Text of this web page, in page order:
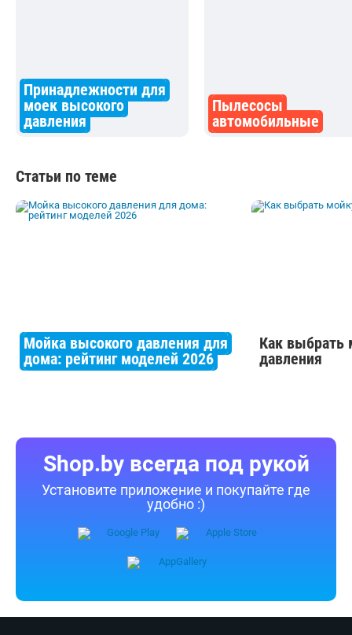
Принадлежности для
моек высокого
давления
Пылесосы
автомобильные
Статьи по теме
Мойка высокого давления для
дома: рейтинг моделей 2026
Как выбрать
давления
Shop.by всегда под рукой
Установите приложение и покупайте где
удобно :)